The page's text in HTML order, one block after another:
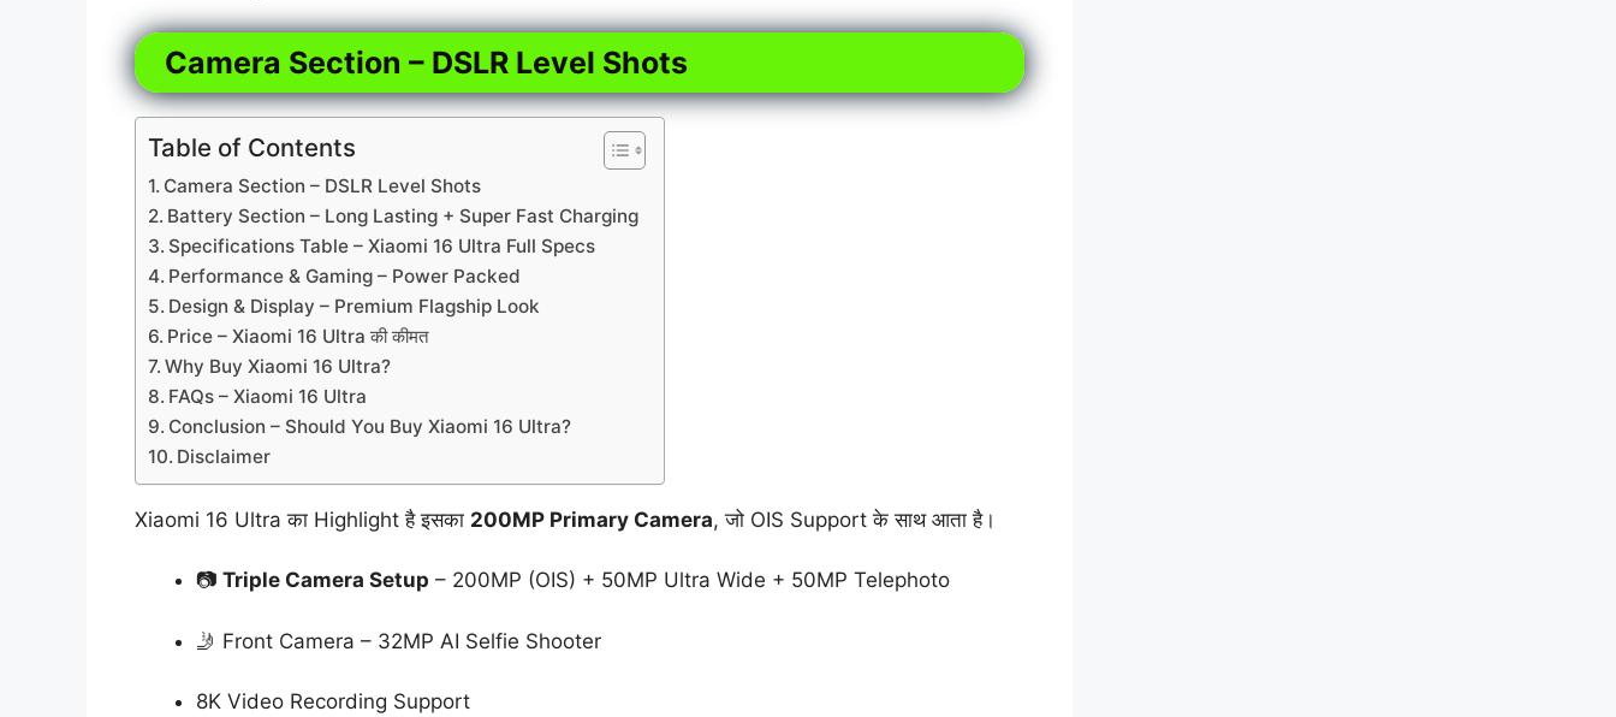
Camera Section – DSLR Level Shots
Table of Contents
Camera Section – DSLR Level Shots
Battery Section – Long Lasting + Super Fast Charging
Specifications Table – Xiaomi 16 Ultra Full Specs
Performance & Gaming – Power Packed
Design & Display – Premium Flagship Look
Price – Xiaomi 16 Ultra की कीमत
Why Buy Xiaomi 16 Ultra?
FAQs – Xiaomi 16 Ultra
Conclusion – Should You Buy Xiaomi 16 Ultra?
Disclaimer
Xiaomi 16 Ultra का Highlight है इसका 200MP Primary Camera, जो OIS Support के साथ आता है।
📷 Triple Camera Setup – 200MP (OIS) + 50MP Ultra Wide + 50MP Telephoto
🤳 Front Camera – 32MP AI Selfie Shooter
8K Video Recording Support